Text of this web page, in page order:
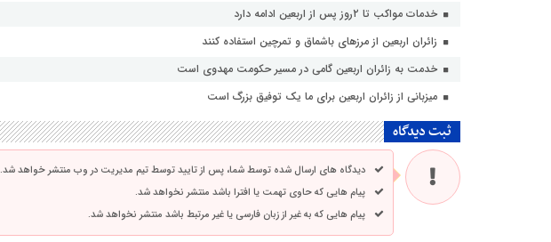
خدمات مواکب تا ۲روز پس از اربعین ادامه دارد
زائران اربعین از مرزهای باشماق و تمرچین استفاده کنند
خدمت به زائران اربعین گامی در مسیر حکومت مهدوی است
میزبانی از زائران اربعین برای ما یک توفیق بزرگ است
ثبت دیدگاه
دیدگاه های ارسال شده توسط شما، پس از تایید توسط تیم مدیریت در وب منتشر خواهد شد.
پیام هایی که حاوی تهمت یا افترا باشد منتشر نخواهد شد.
پیام هایی که به غیر از زبان فارسی یا غیر مرتبط باشد منتشر نخواهد شد.